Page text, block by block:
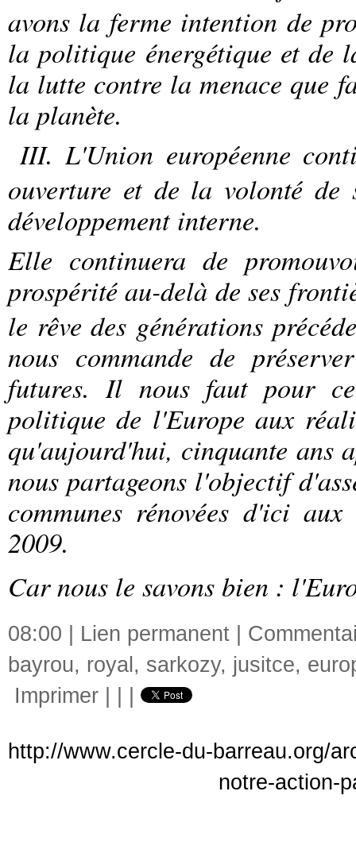
avons la ferme intention de
la politique énergétique et de
la lutte contre la menace que
la planète.
III. L'Union européenne
ouverture et de la volonté de
développement interne.
Elle continuera de
prospérité au-delà de ses
le rêve des générations
nous commande de
futures. Il nous faut pour
politique de l'Europe aux
qu'aujourd'hui, cinquante ans
nous partageons l'objectif
communes rénovées d'ici
2009.
Car nous le savons bien :
08:00 | Lien permanent
bayrou, royal , sarkozy, jusitce,
Imprimer
http://www.cercle-du-barreau.org/
notre-action-